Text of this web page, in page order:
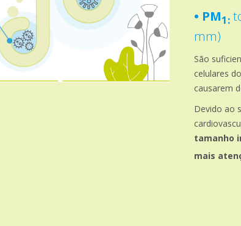
• PM1:
mm)
São
celulares
causarem
Devido ao
tamanho
mais